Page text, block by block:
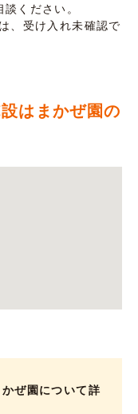
ください。
、受け入れ未確認で
はまかぜ園の
ぜ園について詳